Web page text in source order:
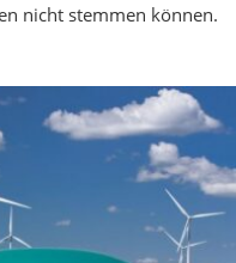
nicht stemmen können.